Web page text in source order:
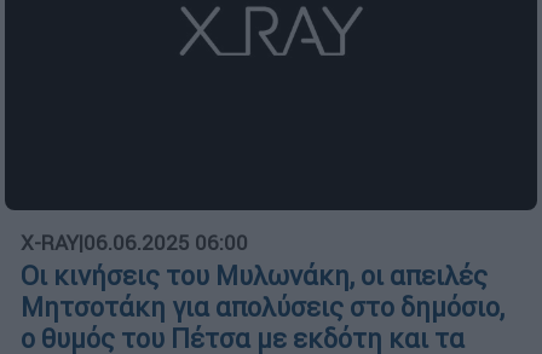
X-RAY|06.06.2025 06:00
Οι κινήσεις του Μυλωνάκη, οι απειλές
Μητσοτάκη για απολύσεις στο δημόσιο,
ο θυμός του Πέτσα με εκδότη και τα